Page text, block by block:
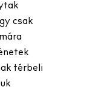
csak
térbeli